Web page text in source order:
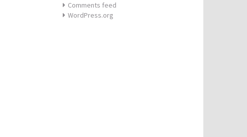
Comments feed
WordPress.org